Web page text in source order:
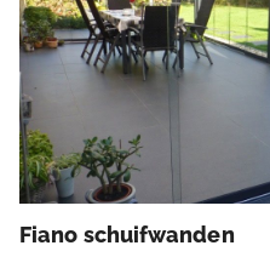
Fiano schuifwanden